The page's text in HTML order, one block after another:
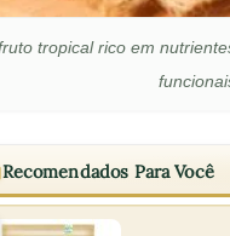
tropical rico em
Recomendados Para Você